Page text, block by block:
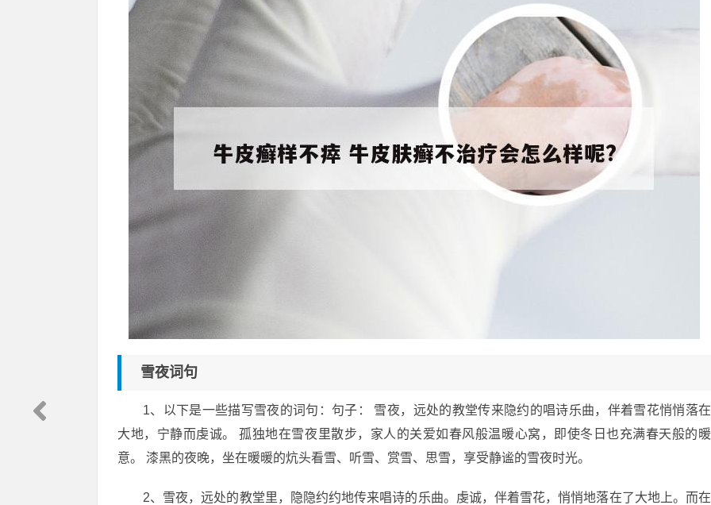
雪夜词句
1、以下是一些描写雪夜的词句：句子： 雪夜，远处的教堂传来隐约的唱诗乐曲，伴着雪花悄悄落在
大地，宁静而虔诚。 孤独地在雪夜里散步，家人的关爱如春风般温暖心窝，即使冬日也充满春天般的暖
意。 漆黑的夜晚，坐在暖暖的炕头看雪、听雪、赏雪、思雪，享受静谧的雪夜时光。
2、雪夜，远处的教堂里，隐隐约约地传来唱诗的乐曲。虔诚，伴着雪花，悄悄地落在了大地上。而在